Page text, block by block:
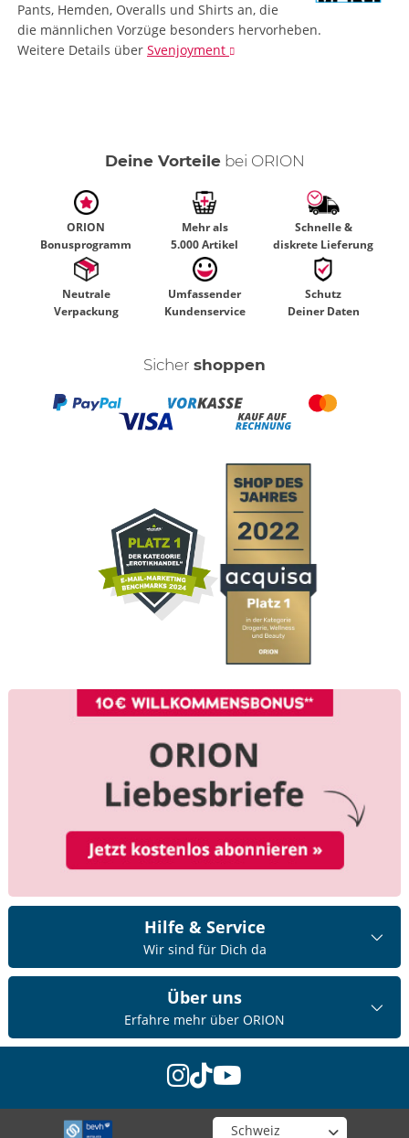
Pants, Hemden, Overalls und Shirts an, die
die männlichen Vorzüge besonders hervorheben.
Weitere Details über Svenjoyment
Deine Vorteilebei ORION
ORION
Bonusprogramm
Mehr als
5.000 Artikel
Schnelle &
diskrete Lieferung
Neutrale
Verpackung
Umfassender
Kundenservice
Schutz
Deiner Daten
Sicher shoppen
Hilfe & Service
Wir sind für Dich da
Über uns
Erfahre mehr über ORION
instagram
tiktok
youtube
Wähle deinen Shop